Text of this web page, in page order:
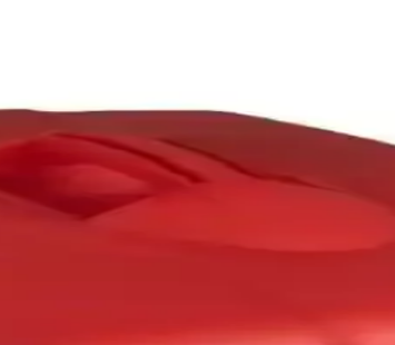
ve Özellikleri
ev tipi dikiş makinelerinde güvenilir performans
ve Kullanım İpuçları
ve 6 masura hediyesi ile pratik ve dayanıklı dikiş
dayanıklılığı ve uyumluluğu ile ev tipi dikiş